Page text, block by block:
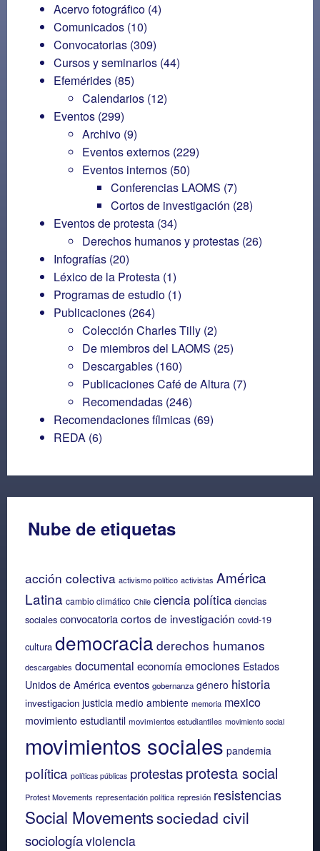
Acervo fotográfico (4)
Comunicados (10)
Convocatorias (309)
Cursos y seminarios (44)
Efemérides (85)
Calendarios (12)
Eventos (299)
Archivo (9)
Eventos externos (229)
Eventos internos (50)
Conferencias LAOMS (7)
Cortos de investigación (28)
Eventos de protesta (34)
Derechos humanos y protestas (26)
Infografías (20)
Léxico de la Protesta (1)
Programas de estudio (1)
Publicaciones (264)
Colección Charles Tilly (2)
De miembros del LAOMS (25)
Descargables (160)
Publicaciones Café de Altura (7)
Recomendadas (246)
Recomendaciones fílmicas (69)
REDA (6)
Nube de etiquetas
acción colectiva activismo político activistas América
Latina cambio climático Chile ciencia política ciencias
sociales convocatoriacortos de investigación covid-19
cultura democracia derechos humanos
descargables documental economíaemociones Estados
Unidos de América eventos gobernanza género historia
investigacion justicia medio ambiente memoria mexico
movimiento estudiantil movimientos estudiantiles movimiento social
movimientos sociales pandemia
política políticas públicas protestasprotesta social
Protest Movements representación política represión resistencias
Social Movementssociedad civil
sociologíaviolencia